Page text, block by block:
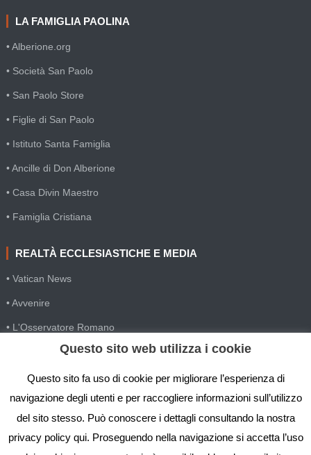
LA FAMIGLIA PAOLINA
• Alberione.org
• Società San Paolo
• San Paolo Store
• Figlie di San Paolo
• Istituto Santa Famiglia
• Ancille di Don Alberione
• Casa Divin Maestro
• Famiglia Cristiana
REALTÀ ECCLESIASTICHE E MEDIA
• Vatican News
• Avvenire
• L'Osservatore Romano
• SIR Agenzia d'informazione
• Gesuiti Villapizzone
• Settimana della Comunicazione
• Festival Biblico
Questo sito web utilizza i cookie
Questo sito fa uso di cookie per migliorare l’esperienza di
navigazione degli utenti e per raccogliere informazioni sull’utilizzo
del sito stesso. Può conoscere i dettagli consultando la nostra
privacy policy qui. Proseguendo nella navigazione si accetta l’uso